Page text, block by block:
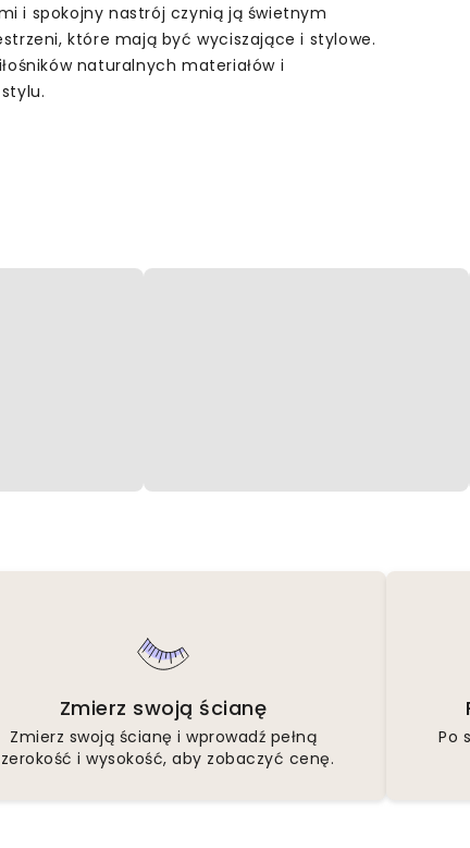
i spokojny nastrój czynią ją świetnym
które mają być wyciszające i stylowe.
naturalnych materiałów i
Zmierz swoją ścianę
Zmierz swoją ścianę i wprowadź pełną
i wysokość, aby zobaczyć cenę.
Po